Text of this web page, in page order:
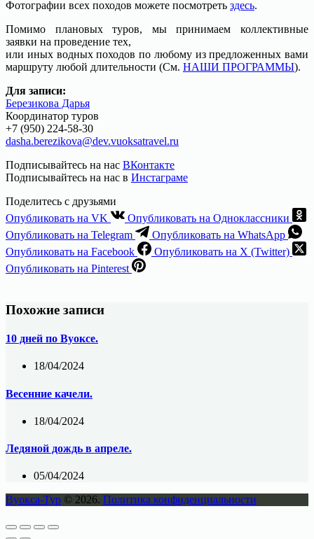
Фотографии всех походов можете посмотреть здесь.
Помимо плановых туров, мы принимаем коллективные
заявки на проведение тех,
или иных водных походов по любому из предложенных вами
маршруту любой длительности (См. НАШИ ПРОГРАММЫ).
Для записи:
Березикова Дарья
Координатор туров
+7 (950) 224-58-30
dasha.berezikova@dev.vuoksatravel.ru
Подписывайтесь на нас ВКонтакте
Подписывайтесь на нас в Инстаграме
Поделитесь с друзьями
Опубликовать на VK
Опубликовать на Одноклассники
Опубликовать на Telegram
Опубликовать на WhatsApp
Опубликовать на Facebook
Опубликовать на X (Twitter)
Опубликовать на Pinterest
Похожие записи
10 дней по Вуоксе.
18/04/2024
Весенние качели.
18/04/2024
Ледяной дождь в апреле.
05/04/2024
Вуокса-Тур © 2026. Политика конфиденциальности